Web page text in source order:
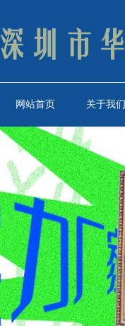
网站首页 关于我们